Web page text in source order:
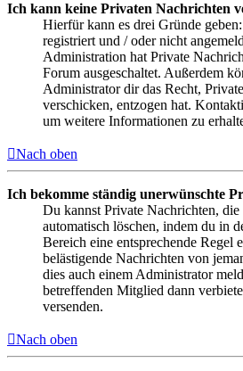
Ich kann keine Privaten Nachrichten
Hierfür kann es drei Gründe
registriert und / oder nicht
Administration hat Private
Forum ausgeschaltet. Außerdem
Administrator dir das Recht,
verschicken, entzogen hat.
um weitere Informationen zu
Nach oben
Ich bekomme ständig unerwünschte
Du kannst Private Nachrichten,
automatisch löschen, indem du in
Bereich eine entsprechende Regel
belästigende Nachrichten von
dies auch einem Administrator
betreffenden Mitglied dann
versenden.
Nach oben